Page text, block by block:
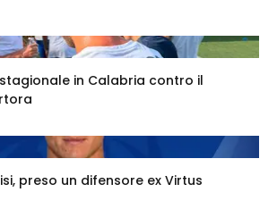
in Calabria contro il
preso un difensore ex Virtus